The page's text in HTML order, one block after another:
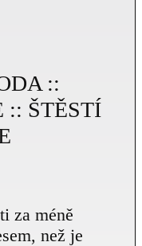
::
:: ŠTĚSTÍ
za méně
než je